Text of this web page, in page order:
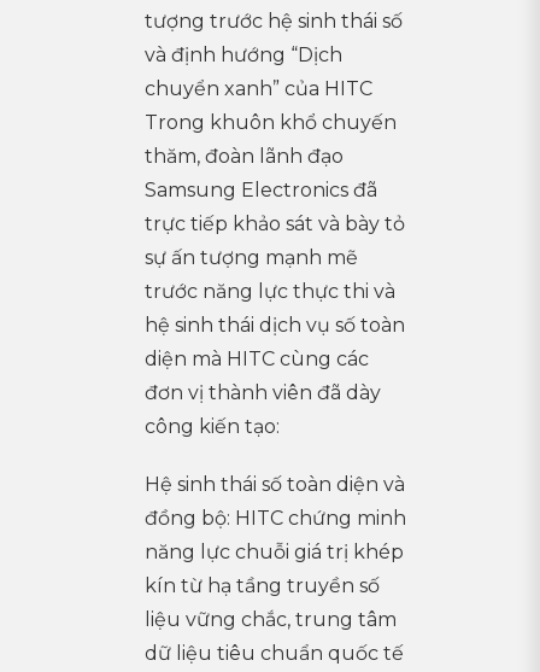
tượng trước hệ sinh thái số
và định hướng “Dịch
chuyển xanh” của HITC
Trong khuôn khổ chuyến
thăm, đoàn lãnh đạo
Samsung Electronics đã
trực tiếp khảo sát và bày tỏ
sự ấn tượng mạnh mẽ
trước năng lực thực thi và
hệ sinh thái dịch vụ số toàn
diện mà HITC cùng các
đơn vị thành viên đã dày
công kiến tạo:
Hệ sinh thái số toàn diện và
đồng bộ: HITC chứng minh
năng lực chuỗi giá trị khép
kín từ hạ tầng truyền số
liệu vững chắc, trung tâm
dữ liệu tiêu chuẩn quốc tế